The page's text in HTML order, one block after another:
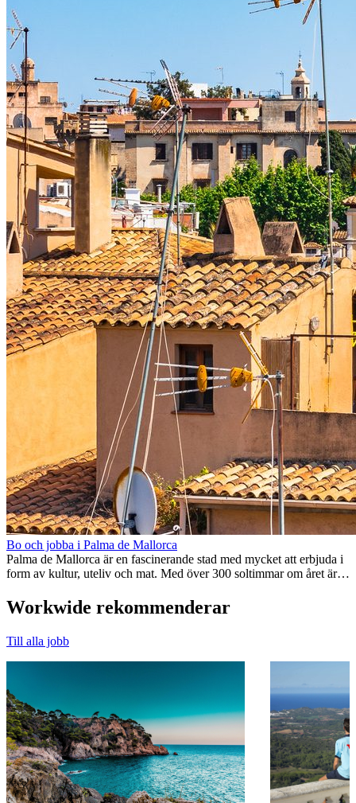
Bo och jobba i Palma de Mallorca
Palma de Mallorca är en fascinerande stad med mycket att erbjuda i
form av kultur, uteliv och mat. Med över 300 soltimmar om året är
Workwide rekommenderar
Till alla jobb